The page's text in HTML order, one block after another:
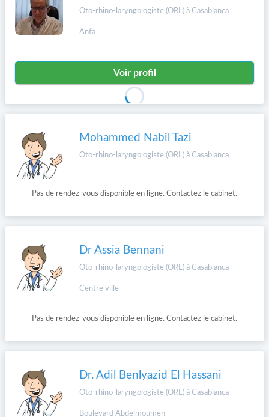
Oto-rhino-laryngologiste (ORL) à Casablanca
Anfa
Voir profil
Mohammed Nabil Tazi
Oto-rhino-laryngologiste (ORL) à Casablanca
Pas de rendez-vous disponible en ligne. Contactez le cabinet.
Dr Assia Bennani
Oto-rhino-laryngologiste (ORL) à Casablanca
Centre ville
Pas de rendez-vous disponible en ligne. Contactez le cabinet.
Dr. Adil Benlyazid El Hassani
Oto-rhino-laryngologiste (ORL) à Casablanca
Boulevard Abdelmoumen